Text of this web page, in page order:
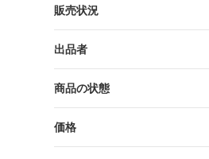
販売状況
出品者
商品の状態
価格